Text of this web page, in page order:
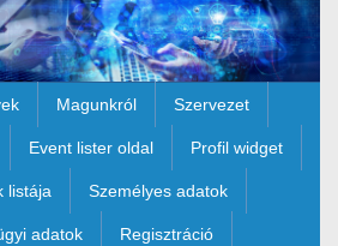
Magunkról Szervezet
Event lister oldal Profil widget
listája Személyes adatok
adatok Regisztráció